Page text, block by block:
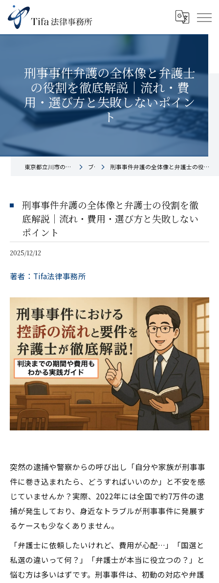
刑事事件弁護の全体像と弁護士
の役割を徹底解説｜流れ・費
用・選び方と失敗しないポイン
ト
東京都立川市の法律事務所ならTifa法律事務所 ブログ 刑事事件弁護の全体像と弁護士の役割を徹底解説｜流れ・費用・選び方と失敗しないポイント
刑事事件弁護の全体像と弁護士の役割を徹
底解説｜流れ・費用・選び方と失敗しない
ポイント
2025/12/12
著者：Tifa法律事務所
突然の逮捕や警察からの呼び出し――「自分や家族が刑事事
件に巻き込まれたら、どうすればいいのか」と不安を感
じていませんか？実際、2022年には全国で約7万件の逮
捕が発生しており、身近なトラブルが刑事事件に発展す
るケースも少なくありません。
「弁護士に依頼したいけれど、費用が心配…」「国選と
私選の違いって何？」「弁護士が本当に役立つの？」と
悩む方は多いはずです。刑事事件は、初動の対応や弁護